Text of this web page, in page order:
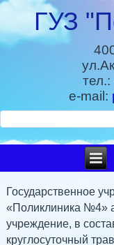
ГУЗ
e-mail:
Государственное
«Поликлиника №4»
учреждение, в
круглосуточный